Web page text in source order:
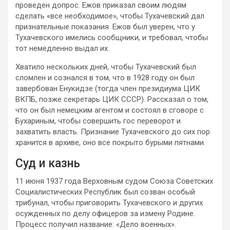
проведен допрос. Ежов приказал своим людям
сделать «все необходимое», чтобы Тухачевский дал
признательные показания. Ежов был уверен, что у
Тухачевского имелись сообщники, и требовал, чтобы
тот немедленно выдал их.
Хватило нескольких дней, чтобы Тухачевский был
сломлен и сознался в том, что в 1928 году он был
завербован Енукидзе (тогда член президиума ЦИК
ВКПБ, позже секретарь ЦИК СССР). Рассказал о том,
что он был немецким агентом и состоял в сговоре с
Бухариным, чтобы совершить гос переворот и
захватить власть. Признание Тухачевского до сих пор
хранится в архиве, оно все покрыто бурыми пятнами.
Суд и казнь
11 июня 1937 года Верховным судом Союза Советских
Социалистических Республик был созван особый
трибунал, чтобы приговорить Тухачевского и других
осужденных по делу офицеров за измену Родине.
Процесс получил название: «Дело военных».